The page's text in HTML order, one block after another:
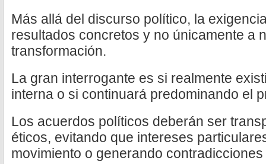
Más allá del discurso político, la
resultados concretos y no únicamente a
transformación.
La gran interrogante es si realmente
interna o si continuará predominando el
Los acuerdos políticos deberán ser
éticos, evitando que intereses
movimiento o generando